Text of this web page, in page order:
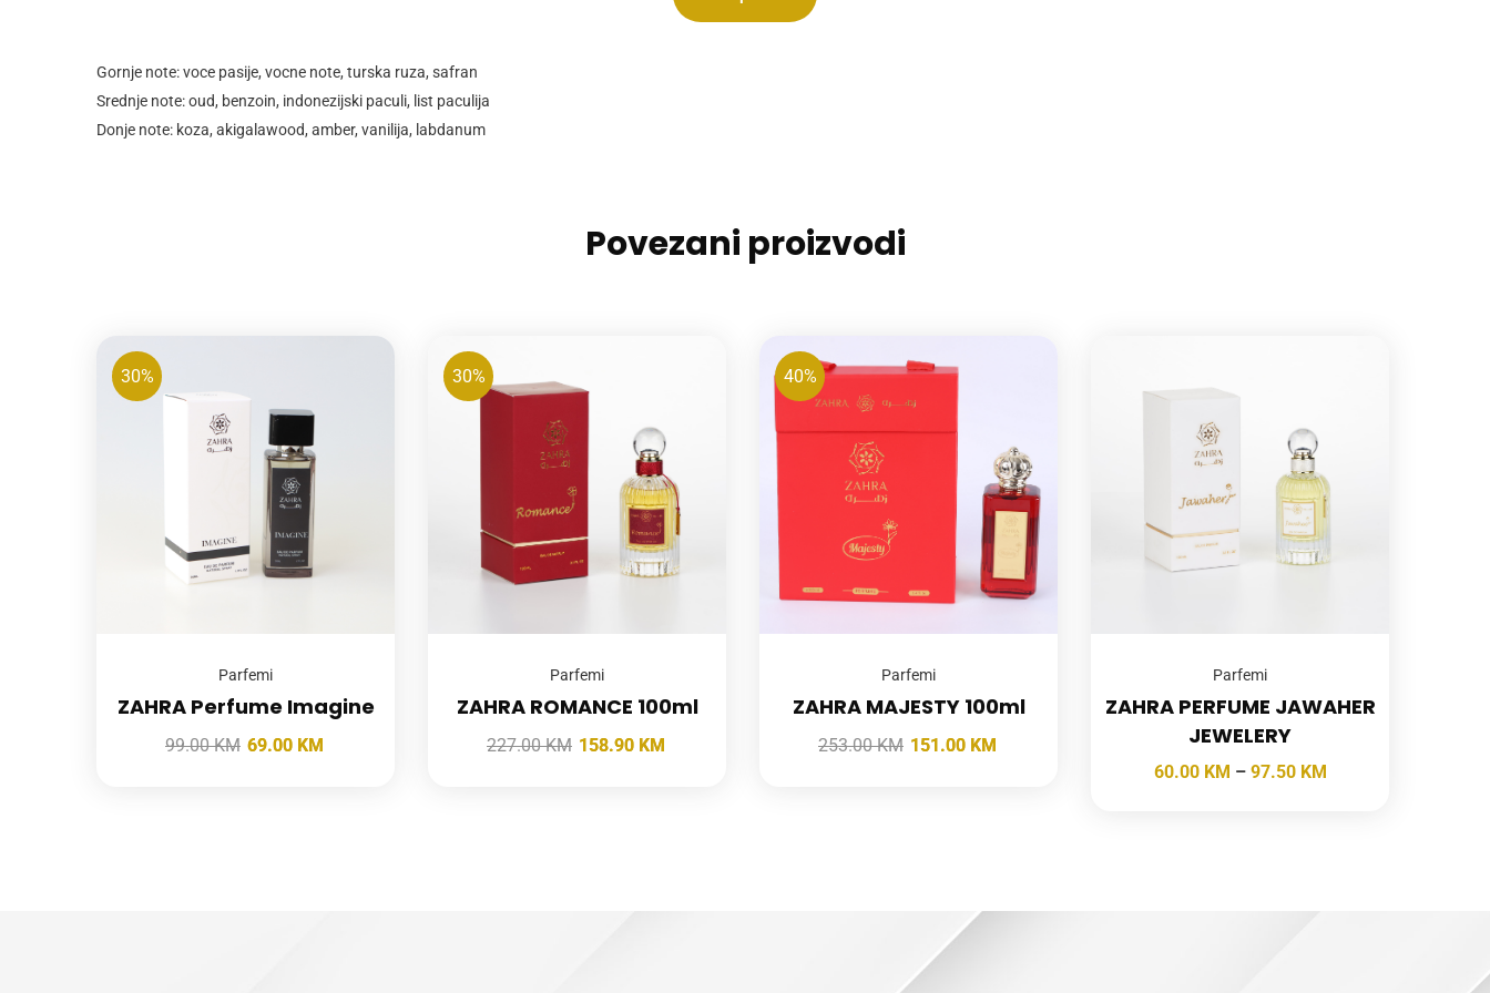
Gornje note: voce pasije, vocne note, turska ruza, safran
Srednje note: oud, benzoin, indonezijski paculi, list paculija
Donje note: koza, akigalawood, amber, vanilija, labdanum
Povezani proizvodi
30%
Parfemi
ZAHRA Perfume Imagine
99.00KM 69.00 KM
30%
Parfemi
ZAHRA ROMANCE 100ml
227.00KM 158.90 KM
40%
Parfemi
ZAHRA MAJESTY 100ml
253.00KM 151.00 KM
Parfemi
ZAHRA PERFUME JAWAHER
JEWELERY
60.00 KM – 97.50 KM